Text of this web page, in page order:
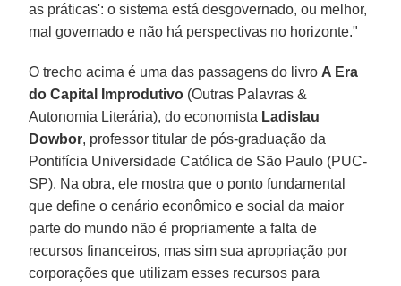
as práticas': o sistema está desgovernado, ou melhor,
mal governado e não há perspectivas no horizonte."
O trecho acima é uma das passagens do livro A Era
do Capital Improdutivo (Outras Palavras &
Autonomia Literária), do economista Ladislau
Dowbor, professor titular de pós-graduação da
Pontifícia Universidade Católica de São Paulo (PUC-
SP). Na obra, ele mostra que o ponto fundamental
que define o cenário econômico e social da maior
parte do mundo não é propriamente a falta de
recursos financeiros, mas sim sua apropriação por
corporações que utilizam esses recursos para